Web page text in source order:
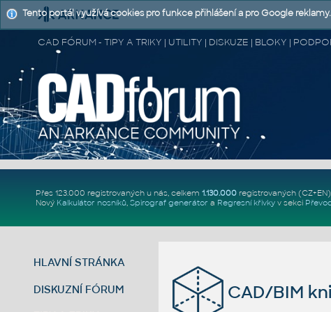
CAD FÓRUM - TIPY A TRIKY | UTILITY | DISKUZE | BLOKY |
Přes 123.000 registrovaných u nás, celkem 1.130.000registrovaných (CZ+EN)
Nový Kalkulátor nosníků, Spirograf generátor a Regresní křivkyv sekci
HLAVNÍ STRÁNKA
DISKUZNÍ FÓRUM CAD/BIM
Tento portál využívá cookies pro funkce přihlášení a pro Google